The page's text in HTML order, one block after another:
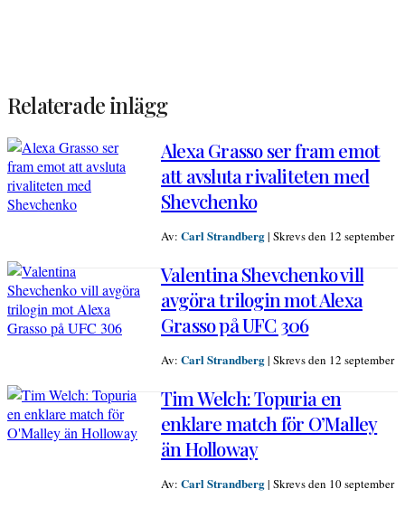
Relaterade inlägg
Alexa Grasso ser fram emot
att avsluta rivaliteten med
Shevchenko
Av: Carl Strandberg| Skrevs den 12 september
Valentina Shevchenko vill
avgöra trilogin mot Alexa
Grasso på UFC 306
Av: Carl Strandberg| Skrevs den 12 september
Tim Welch: Topuria en
enklare match för O’Malley
än Holloway
Av: Carl Strandberg| Skrevs den 10 september